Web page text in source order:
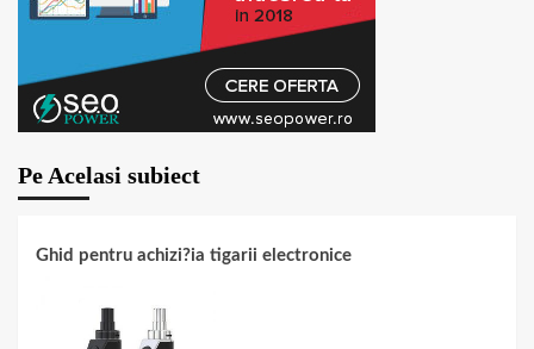
Pe Acelasi subiect
Ghid pentru achizi?ia tigarii electronice